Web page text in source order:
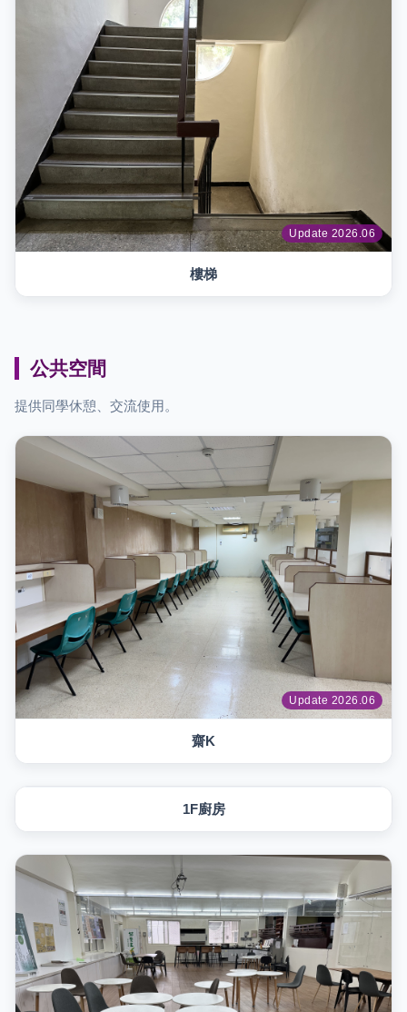
Update 2026.06
樓梯
公共空間
提供同學休憩、交流使用。
Update 2026.06
齋K
1F廚房